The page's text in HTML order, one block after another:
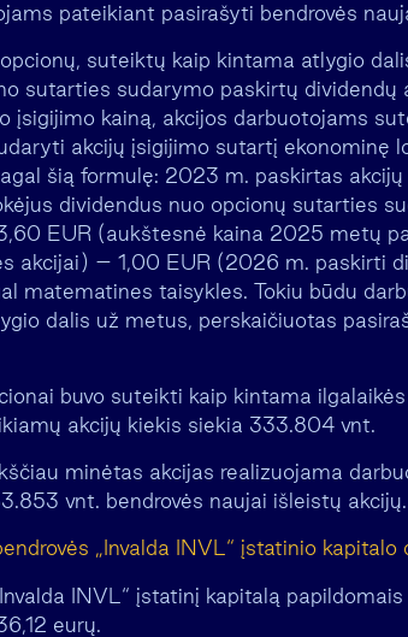
pateikiant pasirašyti bendrovės
suteiktų kaip kintama atlygio
sutarties sudarymo paskirtų dividendų
įsigijimo kainą, akcijos darbuotojams
akcijų įsigijimo sutartį ekonominę
šią formulę: 2023 m. paskirtas
dividendus nuo opcionų sutarties
EUR (aukštesnė kaina 2025 metų
akcijai) – 1,00 EUR (2026 m. paskirti
matematines taisykles. Tokiu būdu
dalis už metus, perskaičiuotas
buvo suteikti kaip kintama
akcijų kiekis siekia 333.804 vnt.
minėtas akcijas realizuojama
vnt. bendrovės naujai išleistų akcijų.
„Invalda INVL“ įstatinio kapitalo
INVL“ įstatinį kapitalą
eurų.